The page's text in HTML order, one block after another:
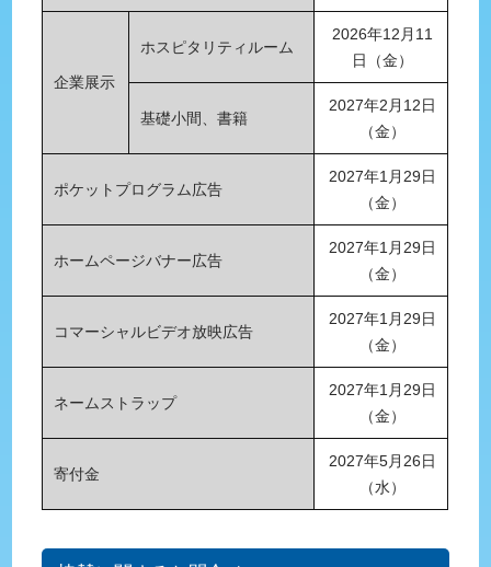
企業展示
ホスピタリティルーム
2026年12月11
日（金）
基礎小間、書籍
2027年2月12日
（金）
ポケットプログラム広告
2027年1月29日
（金）
ホームページバナー広告
2027年1月29日
（金）
コマーシャルビデオ放映広告
2027年1月29日
（金）
ネームストラップ
2027年1月29日
（金）
寄付金
2027年5月26日
（水）